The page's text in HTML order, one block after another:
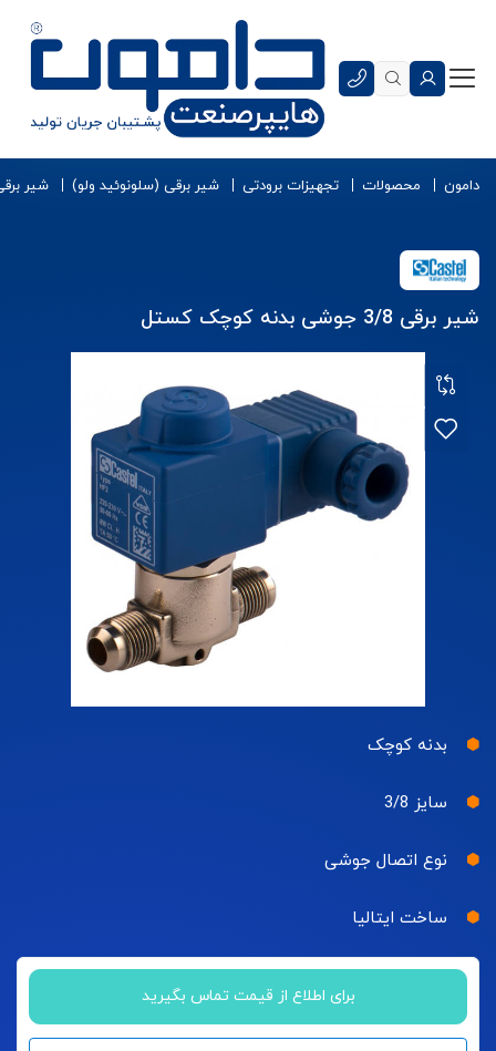
دامون محصولات تجهیزات برودتی شیر برقی (سلونوئید ولو) شیر
شیر برقی 3/8 جوشی بدنه کوچک کستل
بدنه کوچک
سایز 3/8
نوع اتصال جوشی
ساخت ایتالیا
برای اطلاع از قیمت تماس بگیرید